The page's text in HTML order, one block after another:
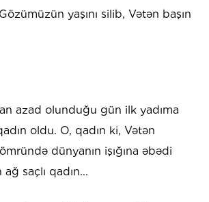
yaşını silib, Vətən başın
azad olunduğu gün ilk yadıma
oldu. O, qadın ki, Vətən
dünyanın işığına əbədi
saçlı qadın...